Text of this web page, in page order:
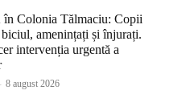
Colonia Tălmaciu: Copii
amenințați și înjurați.
intervenția urgentă a
8 august 2026